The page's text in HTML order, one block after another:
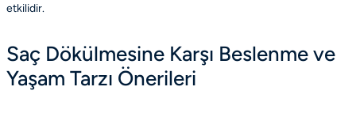
etkilidir.
Saç Dökülmesine Karşı Beslenme ve
Yaşam Tarzı Önerileri